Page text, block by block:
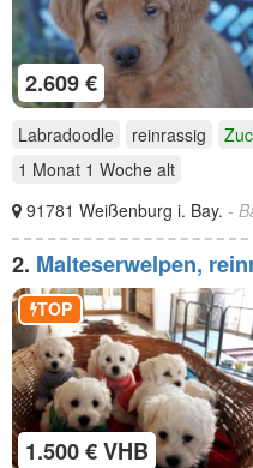
2.609 €
Labradoodle
reinrassig
1 Monat 1 Woche alt
91781 Weißenburg i. Bay. -
2. Malteserwelpen,
zuckersüß
1.500 € VHB
TOP